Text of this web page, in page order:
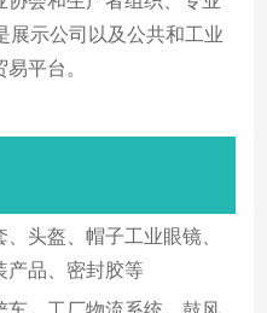
展示公司以及公共和工业
平台。
、头盔、帽子工业眼镜、
产品、密封胶等